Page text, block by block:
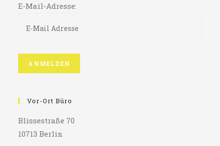
E-Mail-Adresse:
Vor-Ort Büro
Blissestraße 70
10713 Berlin